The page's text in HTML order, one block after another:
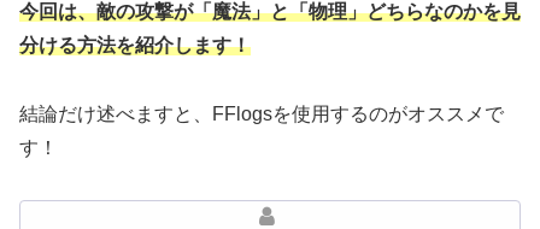
今回は、敵の攻撃が「魔法」と「物理」どちらなのかを見
分ける方法を紹介します！
結論だけ述べますと、FFlogsを使用するのがオススメで
す！